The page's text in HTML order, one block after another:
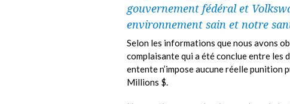
gouvernement fédéral et
environnement sain et notre
Selon les informations que nous avons
complaisante qui a été conclue entre les
entente n’impose aucune réelle punition
Millions $.